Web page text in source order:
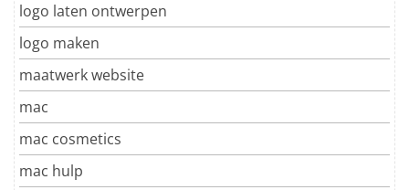
logo laten ontwerpen
logo maken
maatwerk website
mac
mac cosmetics
mac hulp